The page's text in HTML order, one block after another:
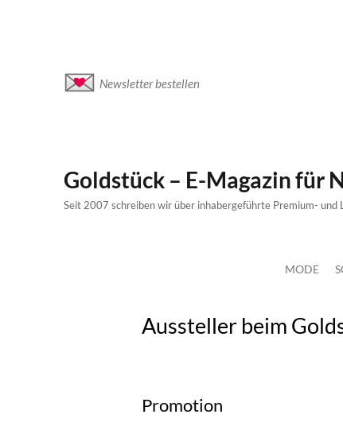
Newsletter bestellen
Goldstück – E-Magazin für
Seit 2007 schreiben wir über inhabergeführte Premium-
MODE
Aussteller beim
Promotion